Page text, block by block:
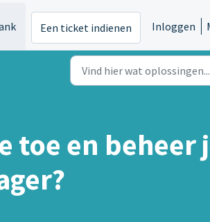
Een ticket indienen Inloggen
toe en beheer